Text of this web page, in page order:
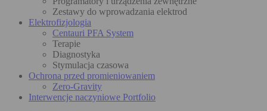
Zestawy do wprowadzania elektrod
Elektrofizjologia
Centauri PFA System
Terapie
Diagnostyka
Stymulacja czasowa
Ochrona przed promieniowaniem
Zero-Gravity
Interwencje naczyniowe Portfolio